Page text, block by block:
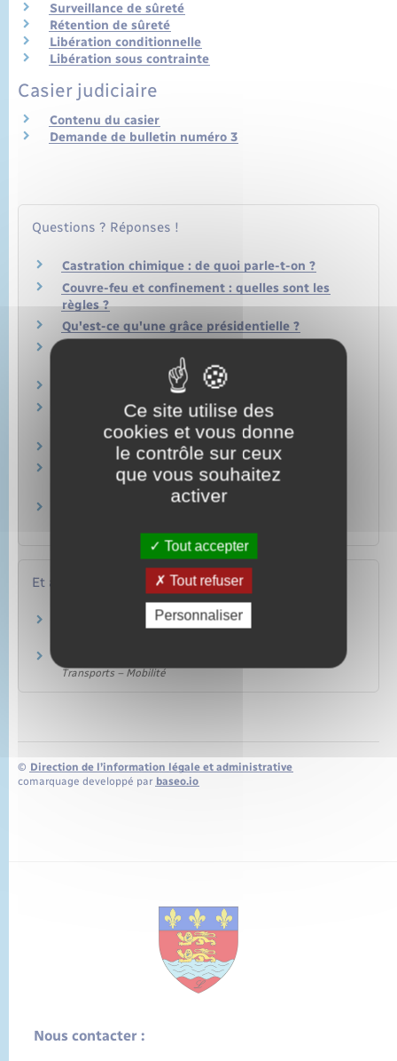
Surveillance de sûreté
Rétention de sûreté
Libération conditionnelle
Libération sous contrainte
Casier judiciaire
Contenu du casier
Demande de bulletin numéro 3
Questions ? Réponses !
Castration chimique : de quoi parle-t-on ?
Couvre-feu et confinement : quelles sont les
règles ?
Qu'est-ce qu'une grâce présidentielle ?
Comment un détenu est-il suivi après sa sortie
Qu'est-ce qu'une amnistie ?
Comment faire pour qu'une condamnation ne
figure pas sur son casier judiciaire ?
Qu'est-ce qu'une réduction de peine ?
Quel est le délai de prescription d'une peine
Et aussi
Mineur auteur d'infraction
Transports – Mobilité
© Direction de l’information légale et administrative
comarquage developpé par baseo.io
Nous contacter :
Ce site utilise des
cookies et vous donne
le contrôle sur ceux
que vous souhaitez
activer
Tout accepter
Tout refuser
Personnaliser